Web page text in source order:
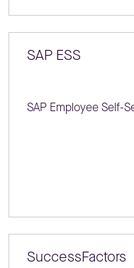
SAP ESS
SAP Employee Self-
SuccessFactors